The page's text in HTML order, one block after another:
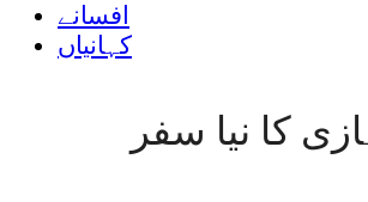
افسانے
کہانیاں
کا نیا سفر